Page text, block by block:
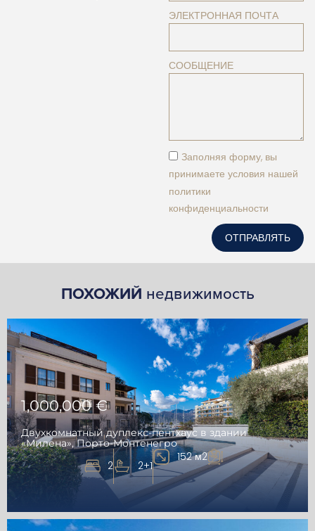
ЭЛЕКТРОННАЯ ПОЧТА
СООБЩЕНИЕ
Заполняя форму, вы
принимаете условия нашей
политики
конфиденциальности
ОТПРАВЛЯТЬ
ПОХОЖИЙ недвижимость
1,000,000 €
Двухкомнатный дуплекс-пентхаус в здании
«Милена», Порто-Монтенегро
2 2+1
152 м2